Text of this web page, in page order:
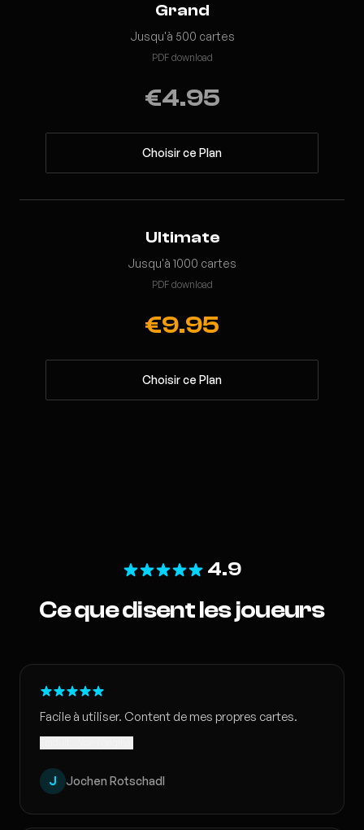
Grand
Jusqu'à 500 cartes
PDF download
€4.95
Choisir ce Plan
Ultimate
Jusqu'à 1000 cartes
PDF download
€9.95
Choisir ce Plan
4.9
Ce que disent les joueurs
Facile à utiliser. Content de mes propres cartes.
J Jochen Rotschadl